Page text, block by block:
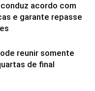
acordo com
e garante repasse
reunir somente
de final